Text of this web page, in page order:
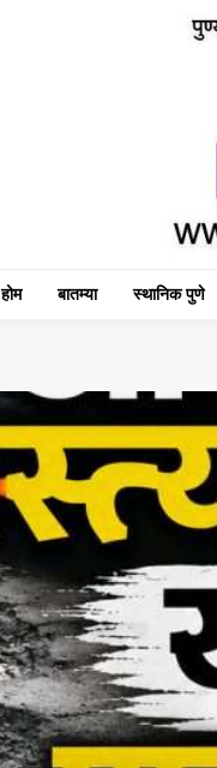
होम बातम्या स्थानिक पुणे